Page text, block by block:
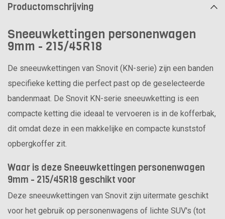
Productomschrijving
Sneeuwkettingen personenwagen
9mm - 215/45R18
De sneeuwkettingen van Snovit (KN-serie) zijn een banden
specifieke ketting die perfect past op de geselecteerde
bandenmaat. De Snovit KN-serie sneeuwketting is een
compacte ketting die ideaal te vervoeren is in de kofferbak,
dit omdat deze in een makkelijke en compacte kunststof
opbergkoffer zit.
Waar is deze Sneeuwkettingen personenwagen
9mm - 215/45R18 geschikt voor
Deze sneeuwkettingen van Snovit zijn uitermate geschikt
voor het gebruik op personenwagens of lichte SUV's (tot